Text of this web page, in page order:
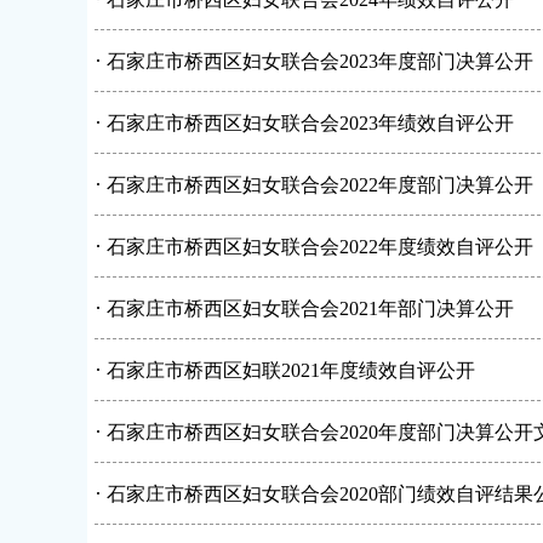
· 石家庄市桥西区妇女联合会2023年度部门决算公开
· 石家庄市桥西区妇女联合会2023年绩效自评公开
· 石家庄市桥西区妇女联合会2022年度部门决算公开
· 石家庄市桥西区妇女联合会2022年度绩效自评公开
· 石家庄市桥西区妇女联合会2021年部门决算公开
· 石家庄市桥西区妇联2021年度绩效自评公开
· 石家庄市桥西区妇女联合会2020年度部门决算公开
· 石家庄市桥西区妇女联合会2020部门绩效自评结果